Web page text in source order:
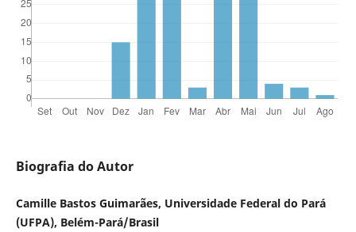
Biografia do Autor
Camille Bastos Guimarães, Universidade Federal do Pará
(UFPA), Belém-Pará/Brasil